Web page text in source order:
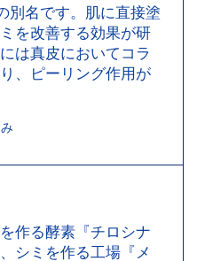
別名です。肌に直接塗
を改善する効果が研
は真皮においてコラ
、ピーリング作用が
作る酵素『チロシナ
シミを作る工場『メ